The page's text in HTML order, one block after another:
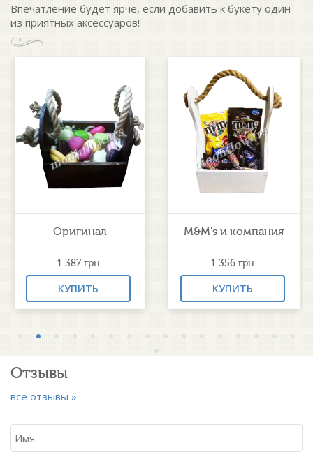
Впечатление будет ярче, если добавить к букету один
из приятных аксессуаров!
Оригинал
1 387грн.
КУПИТЬ
M&M's и компания
1 356грн.
КУПИТЬ
Отзывы
все отзывы »